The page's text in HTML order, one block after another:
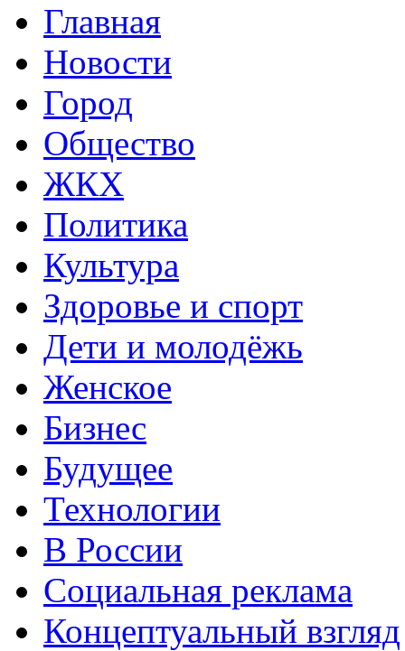
Главная
Новости
Город
Общество
ЖКХ
Политика
Культура
Здоровье и спорт
Дети и молодёжь
Женское
Бизнес
Будущее
Технологии
В России
Социальная реклама
Концептуальный взгляд